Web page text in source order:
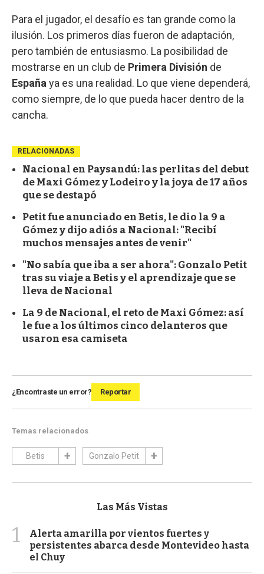
Para el jugador, el desafío es tan grande como la
ilusión. Los primeros días fueron de adaptación,
pero también de entusiasmo. La posibilidad de
mostrarse en un club de Primera División de
España ya es una realidad. Lo que viene dependerá,
como siempre, de lo que pueda hacer dentro de la
cancha.
RELACIONADAS
Nacional en Paysandú: las perlitas del debut
de Maxi Gómez y Lodeiro y la joya de 17 años
que se destapó
Petit fue anunciado en Betis, le dio la 9 a
Gómez y dijo adiós a Nacional: "Recibí
muchos mensajes antes de venir"
"No sabía que iba a ser ahora": Gonzalo Petit
tras su viaje a Betis y el aprendizaje que se
lleva de Nacional
La 9 de Nacional, el reto de Maxi Gómez: así
le fue a los últimos cinco delanteros que
usaron esa camiseta
¿Encontraste un error? Reportar
Temas relacionados
Betis Gonzalo Petit
Las Más Vistas
1
Alerta amarilla por vientos fuertes y
persistentes abarca desde Montevideo hasta
el Chuy